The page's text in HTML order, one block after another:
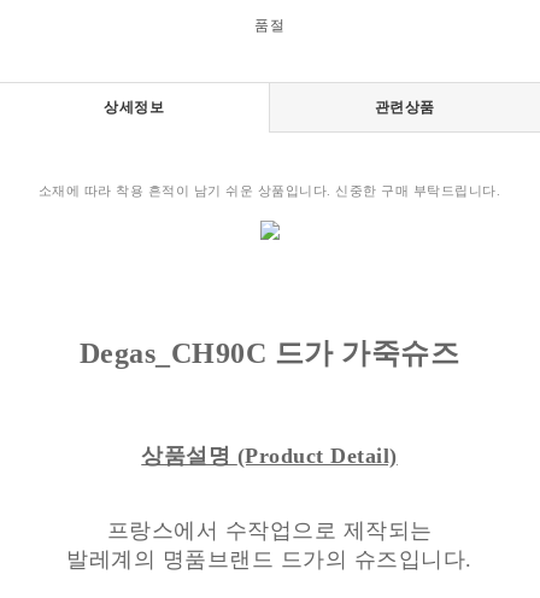
품절
상세정보 관련상품
소재에 따라 착용 흔적이 남기 쉬운 상품입니다. 신중한 구매 부탁드립니다.
Degas_CH90C 드가 가죽슈즈
상품설명 (Product Detail)
프랑스에서 수작업으로 제작되는
발레계의
명품브랜드 드가의 슈즈입니다.